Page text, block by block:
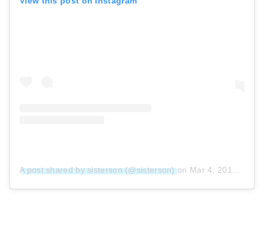
A post shared by sisterson (@sisterson)on Mar 4, 2019 at 6:24am PST